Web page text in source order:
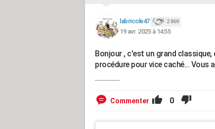
labricole47 2 869
19 avr. 2025 à 14:55
Bonjour , c'est un grand classique,
procédure pour vice caché... Vous
Commenter 0